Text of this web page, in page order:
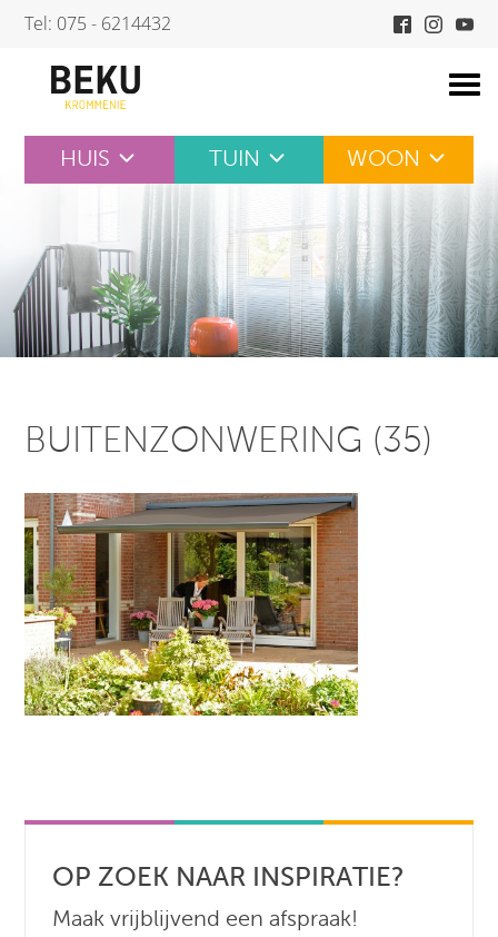
Skip
content
Tel: 075 - 6214432
HUIS TUIN WOON
BUITENZONWERING (35)
OP ZOEK NAAR INSPIRATIE?
Maak vrijblijvend een afspraak!